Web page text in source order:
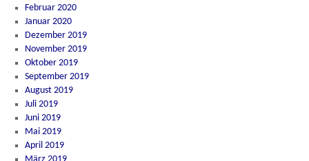
Februar 2020
Januar 2020
Dezember 2019
November 2019
Oktober 2019
September 2019
August 2019
Juli 2019
Juni 2019
Mai 2019
April 2019